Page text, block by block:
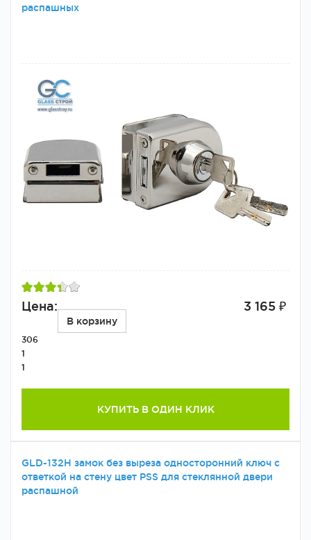
распашных
Цена: 3 165 ₽
В корзину
306
1
1
КУПИТЬ В ОДИН КЛИК
GLD-132H замок без выреза односторонний ключ с
ответкой на стену цвет PSS для стеклянной двери
распашной